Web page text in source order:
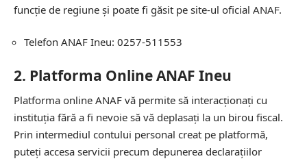
funcție de regiune și poate fi găsit pe site-ul oficial ANAF.
Telefon ANAF Ineu: 0257-511553
2. Platforma Online ANAF Ineu
Platforma online ANAF vă permite să interacționați cu
instituția fără a fi nevoie să vă deplasați la un birou fiscal.
Prin intermediul contului personal creat pe platformă,
puteți accesa servicii precum depunerea declarațiilor